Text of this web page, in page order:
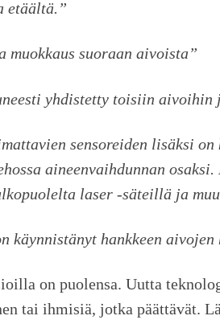
etäältä.”
muokkaus suoraan aivoista”
yhdistetty toisiin
sensoreiden lisäksi
aineenvaihdunnan
laser -säteillä ja
käynnistänyt hankkeen
on puolensa. Uutta
tai ihmisiä, jotka päättävät.